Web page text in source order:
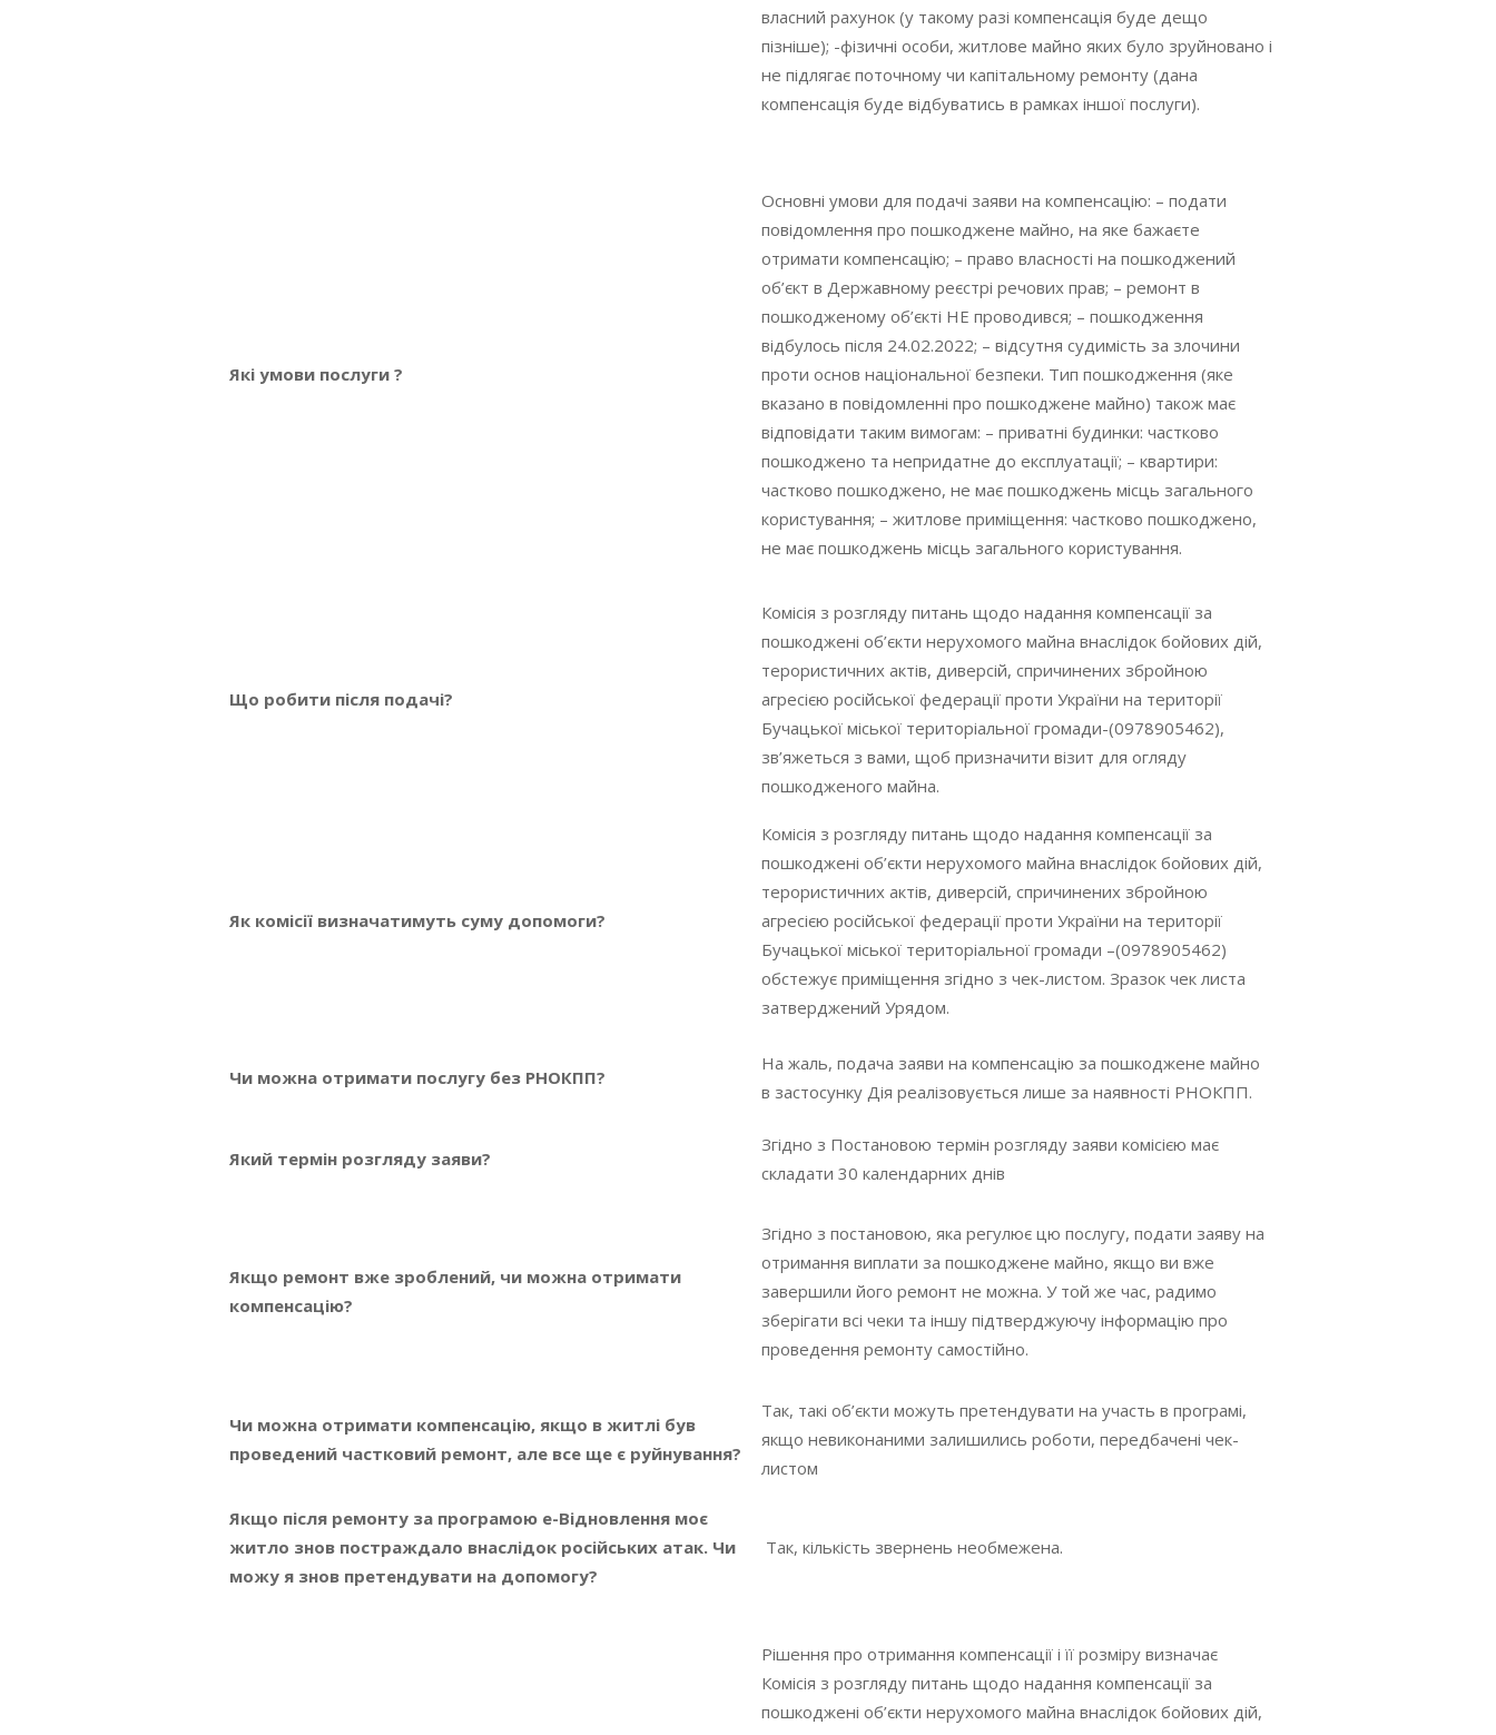
власний рахунок (у такому разі компенсація буде дещо
пізніше); -фізичні особи, житлове майно яких було зруйновано і
не підлягає поточному чи капітальному ремонту (дана
компенсація буде відбуватись в рамках іншої послуги).
Які умови послуги ?
Основні умови для подачі заяви на компенсацію: – подати
повідомлення про пошкоджене майно, на яке бажаєте
отримати компенсацію; – право власності на пошкоджений
об’єкт в Державному реєстрі речових прав; – ремонт в
пошкодженому об’єкті НЕ проводився; – пошкодження
відбулось після 24.02.2022; – відсутня судимість за злочини
проти основ національної безпеки. Тип пошкодження (яке
вказано в повідомленні про пошкоджене майно) також має
відповідати таким вимогам: – приватні будинки: частково
пошкоджено та непридатне до експлуатації; – квартири:
частково пошкоджено, не має пошкоджень місць загального
користування; – житлове приміщення: частково пошкоджено,
не має пошкоджень місць загального користування.
Що робити після подачі?
Комісія з розгляду питань щодо надання компенсації за
пошкоджені об’єкти нерухомого майна внаслідок бойових дій,
терористичних актів, диверсій, спричинених збройною
агресією російської федерації проти України на території
Бучацької міської територіальної громади-(0978905462),
зв’яжеться з вами, щоб призначити візит для огляду
пошкодженого майна.
Як комісії визначатимуть суму допомоги?
Комісія з розгляду питань щодо надання компенсації за
пошкоджені об’єкти нерухомого майна внаслідок бойових дій,
терористичних актів, диверсій, спричинених збройною
агресією російської федерації проти України на території
Бучацької міської територіальної громади –(0978905462)
обстежує приміщення згідно з чек-листом. Зразок чек листа
затверджений Урядом.
Чи можна отримати послугу без РНОКПП?
На жаль, подача заяви на компенсацію за пошкоджене майно
в застосунку Дія реалізовується лише за наявності РНОКПП.
Який термін розгляду заяви?
Згідно з Постановою термін розгляду заяви комісією має
складати 30 календарних днів
Якщо ремонт вже зроблений, чи можна отримати
компенсацію?
Згідно з постановою, яка регулює цю послугу, подати заяву на
отримання виплати за пошкоджене майно, якщо ви вже
завершили його ремонт не можна. У той же час, радимо
зберігати всі чеки та іншу підтверджуючу інформацію про
проведення ремонту самостійно.
Чи можна отримати компенсацію, якщо в житлі був
проведений частковий ремонт, але все ще є руйнування?
Так, такі об’єкти можуть претендувати на участь в програмі,
якщо невиконаними залишились роботи, передбачені чек-
листом
Якщо після ремонту за програмою е-Відновлення моє
житло знов постраждало внаслідок російських атак. Чи
можу я знов претендувати на допомогу?
Так, кількість звернень необмежена.
Рішення про отримання компенсації і її розміру визначає
Комісія з розгляду питань щодо надання компенсації за
пошкоджені об’єкти нерухомого майна внаслідок бойових дій,